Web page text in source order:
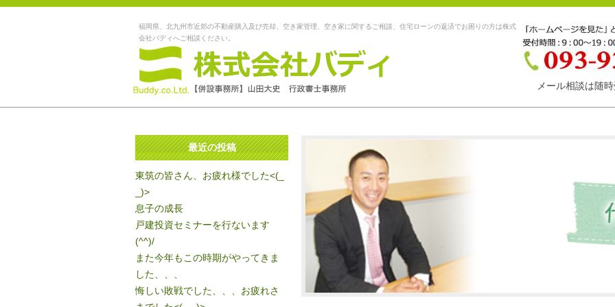
福岡県、北九州市近郊の不動産購入及び売却、空き家管理、空き家に関するご相談、住宅ローンの返済でお困りの方は株式
会社バディへご相談ください。
メール相談は随
最近の投稿
東筑の皆さん、お疲れ様でした<(_
_)>
息子の成長
戸建投資セミナーを行ないます
(^^)/
また今年もこの時期がやってきま
した、、、
悔しい敗戦でした、、、お疲れさ